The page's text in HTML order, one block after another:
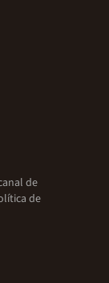
de
de